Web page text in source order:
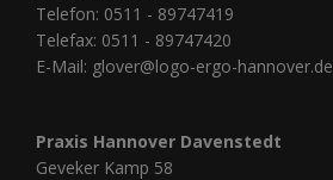
Telefon: 0511 - 89747419
Telefax: 0511 - 89747420
E-Mail: glover@logo-ergo-hannover.de
Praxis Hannover Davenstedt
Geveker Kamp 58